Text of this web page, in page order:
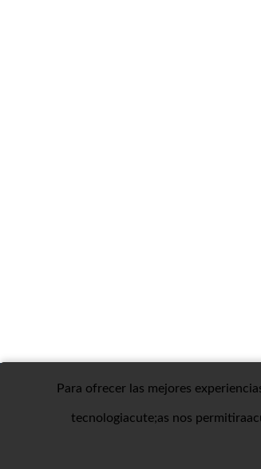
Para ofrecer las mejores
tecnologiacute;as nos
Contactar con Dirfincas
Aviso Legal/Política de